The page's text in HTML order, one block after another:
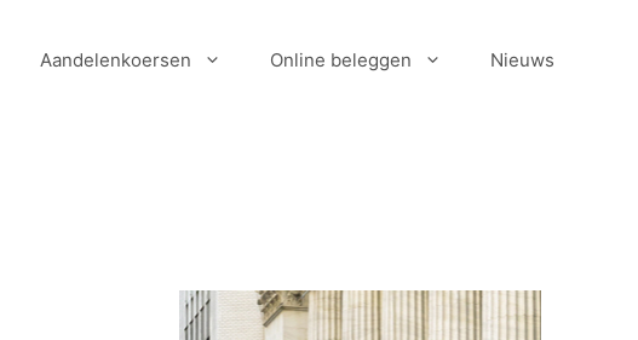
Aandelenkoersen Online beleggen Nieuws